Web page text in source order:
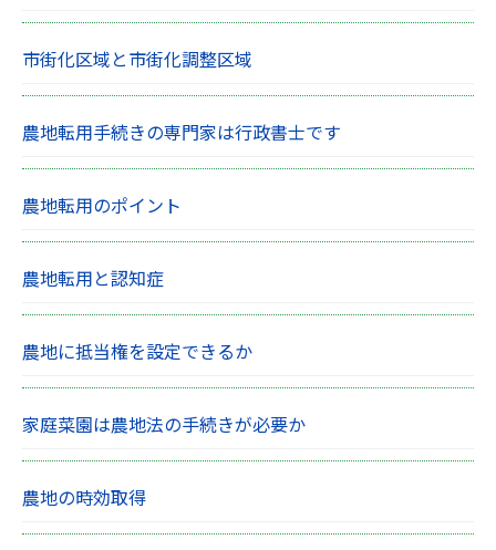
市街化区域と市街化調整区域
農地転用手続きの専門家は行政書士です
農地転用のポイント
農地転用と認知症
農地に抵当権を設定できるか
家庭菜園は農地法の手続きが必要か
農地の時効取得